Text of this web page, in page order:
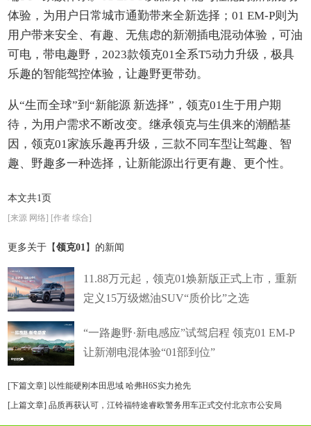
体验，为用户日常城市通勤带来全新选择；01 EM-P则为
用户带来安全、有趣、无焦虑的新潮插电混动体验，可油
可电，带电趣野，2023款领克01全系T5动力升级，极具
乐趣的智能驾控体验，让趣野更带劲。
从“生而全球”到“新能源 新选择”，领克01生于用户期
待，为用户需求不断改变。继承领克与生俱来的潮酷基
因，领克01家族乐趣再升级，三款不同车型让驾趣、智
趣、野趣多一种选择，让新能源出行更有趣、更个性。
本文共1页
[来源 网络] [作者 综合]
更多关于【领克01 】的新闻
11.88万元起，领克01焕新版正式上市，重新
定义15万级燃油SUV“质价比”之选
“一路趣野·新电感应”试驾启程 领克01 EM-P
让新潮电混体验“01部到位”
[下篇文章] 以性能硬刚本田思域 哈弗H6S实力抢先
[上篇文章]品质再获认可，江铃福特途睿欧警务用车正式交付北京市公安局